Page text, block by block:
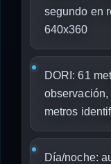
segundo en
640x360
DORI: 61
observación,
metros
Día/noche: